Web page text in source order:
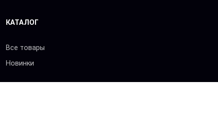
КАТАЛОГ
Все товары
Новинки